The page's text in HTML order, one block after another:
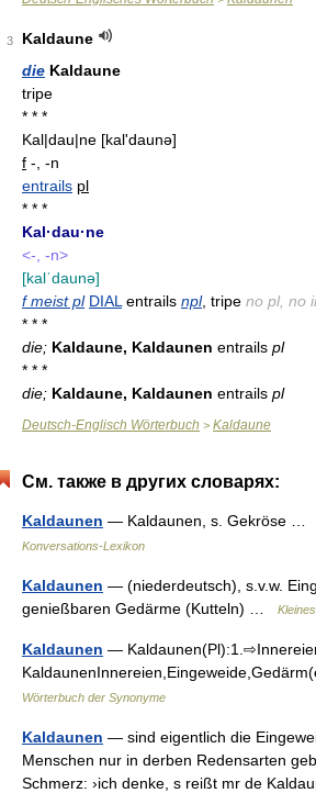
3
Kaldaune
die Kaldaune
tripe
* * *
Kal|dau|ne [kal'daunə]
f -, -n
entrails pl
* * *
Kal·dau·ne
<-, -n>
[kalˈdaunə]
f meist pl DIAL entrails npl, tripe no pl, no
* * *
die; Kaldaune, Kaldaunen entrails pl
* * *
die; Kaldaune, Kaldaunen entrails pl
Deutsch-Englisch Wörterbuch > Kaldaune
См. также в других словарях:
Kaldaunen — Kaldaunen, s. Gekröse …
Konversations-Lexikon
Kaldaunen — (niederdeutsch), s.v.w.
genießbaren Gedärme (Kutteln) …
Kaldaunen —
Wörterbuch der Synonyme
Kaldaunen — sind eigentlich die
Menschen nur in derben Redensarten
Schmerz: ›ich denke, s reißt mr de